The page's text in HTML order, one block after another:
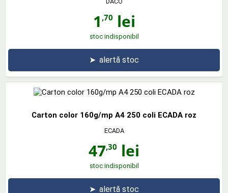
1 ,70 lei
stoc indisponibil
➤ alertă stoc
Carton color 160g/mp A4 250 coli ECADA roz
ECADA
47,30 lei
stoc indisponibil
➤ alertă stoc